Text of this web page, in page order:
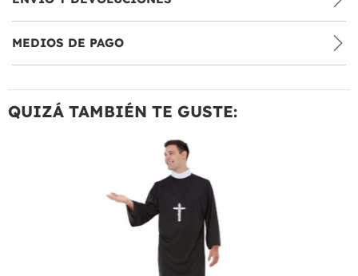
MEDIOS DE PAGO
QUIZÁ TAMBIÉN TE GUSTE: